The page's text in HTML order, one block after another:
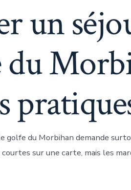
un
du
golfe du Morbihan demande
sur une carte, mais les